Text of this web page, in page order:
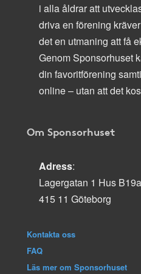
i alla åldrar att
driva en förening
det en utmaning att få
Genom Sponsorhuset
din favoritförening
online – utan att det
Om Sponsorhuset
Adress:
Lagergatan 1 Hus
415 11 Göteborg
Kontakta oss
FAQ
Läs mer om Sponsorhuset